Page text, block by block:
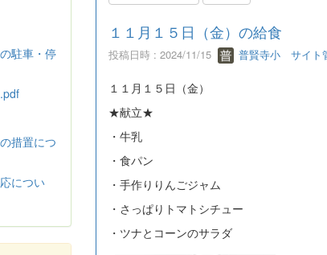
１１月１５日（金）の給食
投稿日時 : 2024/11/15 普賢寺小 サイト
１１月１５日（金）
★献立★
・牛乳
・食パン
・手作りりんごジャム
・さっぱりトマトシチュー
・ツナとコーンのサラダ
駐車・停
措置につ
につい